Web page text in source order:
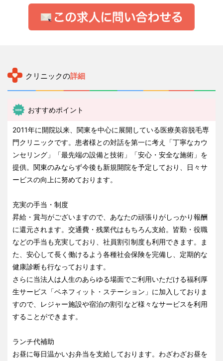
クリニックの詳細
おすすめポイント
2011年に開院以来、関東を中心に展開している医療美容脱毛専
門クリニックです。患者様との対話を第一に考え「丁寧なカウ
ンセリング」「最先端の設備と技術」「安心・安全な施術」を
提供。関東のみならず今後も新規開院を予定しており、日々サ
ービスの向上に努めております。
充実の手当・制度
昇給・賞与がございますので、あなたの頑張りがしっかり報酬
に還元されます。交通費・残業代はもちろん支給。皆勤・役職
などの手当も充実しており、社員割引制度も利用できます。ま
た、安心して長く働けるよう各種社会保険を完備し、定期的な
健康診断も行なっております。
さらに当法人は人生のあらゆる場面でご利用いただける福利厚
生サービス「ベネフィット・ステーション」に加入しておりま
すので、レジャー施設や宿泊の割引など様々なサービスを利用
することができます。
ランチ代補助
お昼に毎日温かいお弁当を支給しております。わざわざお昼を